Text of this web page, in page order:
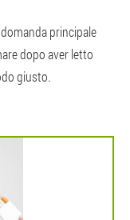
principale
dopo aver letto
giusto.